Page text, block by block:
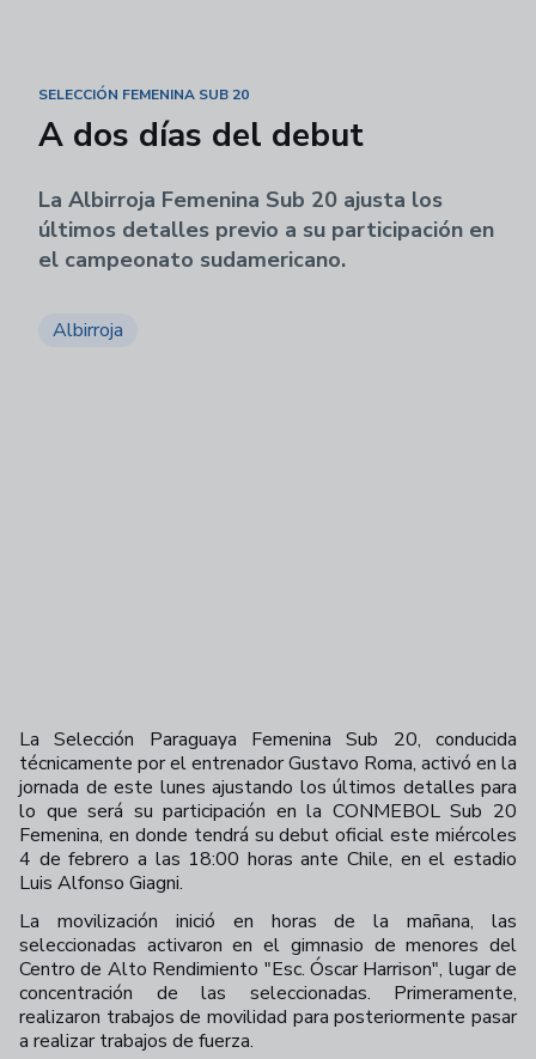
SELECCIÓN FEMENINA SUB 20
A dos días del debut
La Albirroja Femenina Sub 20 ajusta los
últimos detalles previo a su participación en
el campeonato sudamericano.
Albirroja
La Selección Paraguaya Femenina Sub 20, conducida
técnicamente por el entrenador Gustavo Roma, activó en la
jornada de este lunes ajustando los últimos detalles para
lo que será su participación en la CONMEBOL Sub 20
Femenina, en donde tendrá su debut oficial este miércoles
4 de febrero a las 18:00 horas ante Chile, en el estadio
Luis Alfonso Giagni.
La movilización inició en horas de la mañana, las
seleccionadas activaron en el gimnasio de menores del
Centro de Alto Rendimiento "Esc. Óscar Harrison", lugar de
concentración de las seleccionadas. Primeramente,
realizaron trabajos de movilidad para posteriormente pasar
a realizar trabajos de fuerza.